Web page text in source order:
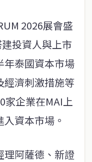
2026展會盛
投資人與上市
年泰國資本市場
經濟刺激措施等
家企業在MAI上
資本市場。
理阿薩德、新證